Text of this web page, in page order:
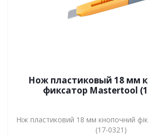
Нож пластиковый 18 мм
фиксатор Mastertool
Ніж пластиковий 18 мм кнопочний
(17-0321)